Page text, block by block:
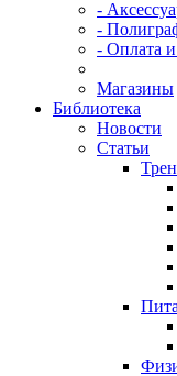
-
-
- Оплата и
Магазины
Библиотека
Новости
Статьи